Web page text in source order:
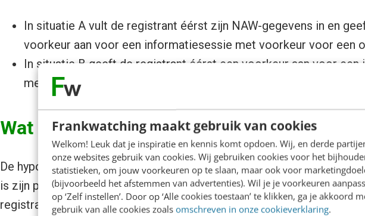
Frankwatching maakt gebruik van cookies
Welkom! Leuk dat je inspiratie en kennis komt opdoen. Wij, en derde
onze websites gebruik van cookies. Wij gebruiken cookies voor het
statistieken, om jouw voorkeuren op te slaan, maar ook voor
(bijvoorbeeld het afstemmen van advertenties). Wil je je voorkeuren
op ‘Zelf instellen’. Door op ‘Alle cookies toestaan’ te klikken, ga je akkoord
gebruik van alle cookies zoals omschreven in onze cookieverklaring.
In situatie A vult de registrant éérst zijn NAW-gegevens in en
voorkeur aan voor een informatiesessie met voorkeur voor een
In situatie B geeft de registrant éérst een voorkeur aan voor
met voorkeur voor een opleiding en hierna vult hij zijn NAW-
Wat verwachten we?
De hypothese is dat, hoe verder in het registratieproces, hoe meer
is zijn persoonlijke gegevens in te vullen. HZ besluit tot een A/B-test
registratiescenario’s: